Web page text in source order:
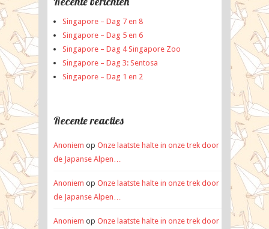
Singapore – Dag 7 en 8
Singapore – Dag 5 en 6
Singapore – Dag 4 Singapore Zoo
Singapore – Dag 3: Sentosa
Singapore – Dag 1 en 2
Recente reacties
Anoniem op Onze laatste halte in onze trek door
de Japanse Alpen…
Anoniem op Onze laatste halte in onze trek door
de Japanse Alpen…
Anoniem op Onze laatste halte in onze trek door